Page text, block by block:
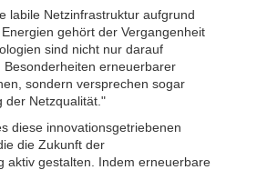
labile Netzinfrastruktur aufgrund
gehört der Vergangenheit
sind nicht nur darauf
Besonderheiten erneuerbarer
sondern versprechen sogar
der Netzqualität."
diese innovationsgetriebenen
die Zukunft der
aktiv gestalten. Indem erneuerbare